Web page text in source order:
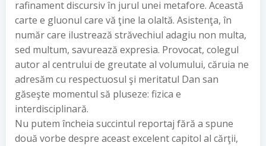
rafinament discursiv în jurul unei metafore. Această
carte e gluonul care vă ţine la olaltă. Asistenţa, în
număr care ilustrează străvechiul adagiu non multa,
sed multum, savurează expresia. Provocat, colegul
autor al centrului de greutate al volumului, căruia ne
adresăm cu respectuosul şi meritatul Dan san
găseşte momentul să pluseze: fizica e
interdisciplinară.
Nu putem încheia succintul reportaj fără a spune
două vorbe despre aceast excelent capitol al cărţii,